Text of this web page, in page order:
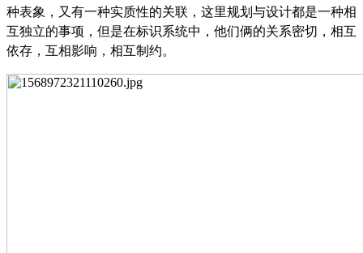
种表象，又有一种实质性的关联，这里规划与设计都是一种相
互独立的事项，但是在标识系统中，他们俩的关系密切，相互
依存，互相影响，相互制约。